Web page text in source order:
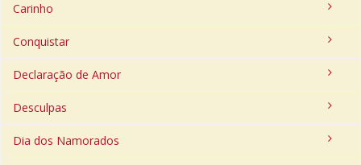
Carinho
Conquistar
Declaração de Amor
Desculpas
Dia dos Namorados